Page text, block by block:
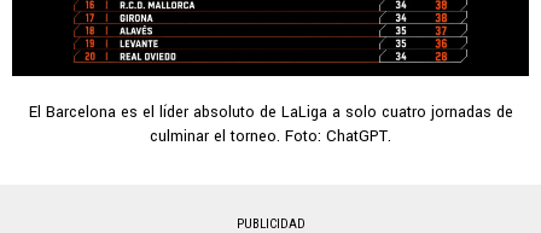
El Barcelona es el líder absoluto de LaLiga a solo cuatro jornadas de
culminar el torneo. Foto: ChatGPT.
PUBLICIDAD